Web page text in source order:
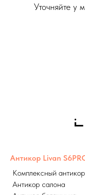
Уточняйте у
Антикор Livan
Комплексный антикор
Антикор салона